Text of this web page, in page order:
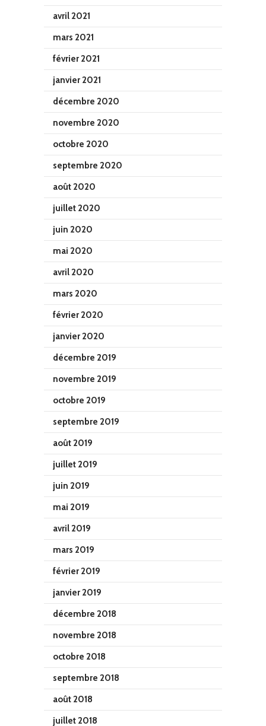
avril 2021
mars 2021
février 2021
janvier 2021
décembre 2020
novembre 2020
octobre 2020
septembre 2020
août 2020
juillet 2020
juin 2020
mai 2020
avril 2020
mars 2020
février 2020
janvier 2020
décembre 2019
novembre 2019
octobre 2019
septembre 2019
août 2019
juillet 2019
juin 2019
mai 2019
avril 2019
mars 2019
février 2019
janvier 2019
décembre 2018
novembre 2018
octobre 2018
septembre 2018
août 2018
juillet 2018